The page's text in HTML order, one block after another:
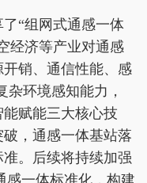
“组网式通感一体
经济等产业对通感
销、通信性能、感
环境感知能力，
赋能三大核心技
，通感一体基站落
。后续将持续加强
感一体标准化，构建